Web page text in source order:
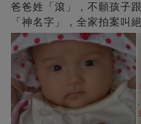
爸爸姓「滾」，不願孩子
「神名字」，全家拍案叫